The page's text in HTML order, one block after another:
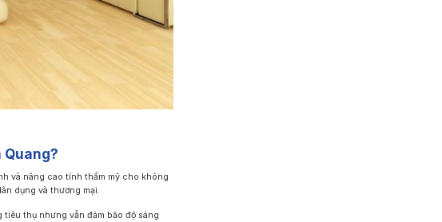
Quang?
và nâng cao tính thẩm mỹ cho không
dụng và thương mại.
thụ nhưng vẫn đảm bảo độ sáng